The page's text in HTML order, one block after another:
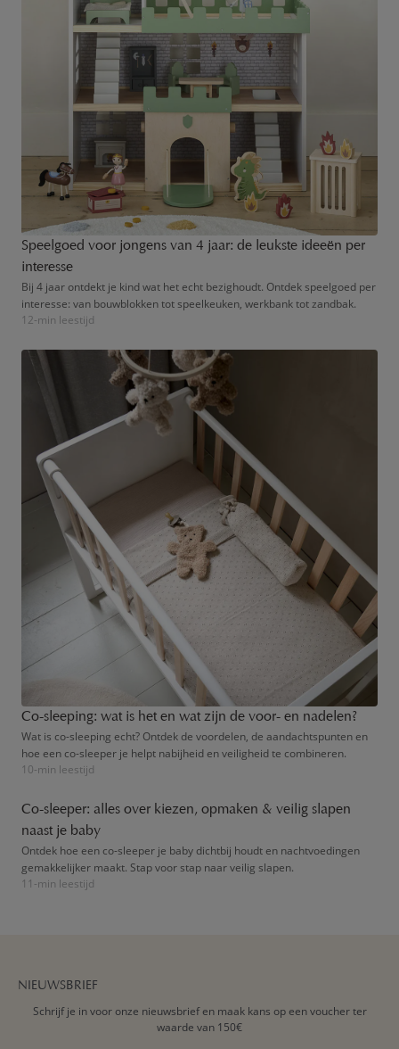
Speelgoed voor jongens van 4 jaar: de leukste ideeën per
interesse
Bij 4 jaar ontdekt je kind wat het echt bezighoudt. Ontdek speelgoed per
interesse: van bouwblokken tot speelkeuken, werkbank tot zandbak.
12-min leestijd
Co-sleeping: wat is het en wat zijn de voor- en nadelen?
Wat is co-sleeping echt? Ontdek de voordelen, de aandachtspunten en
hoe een co-sleeper je helpt nabijheid en veiligheid te combineren.
10-min leestijd
Co-sleeper: alles over kiezen, opmaken & veilig slapen
naast je baby
Ontdek hoe een co-sleeper je baby dichtbij houdt en nachtvoedingen
gemakkelijker maakt. Stap voor stap naar veilig slapen.
11-min leestijd
NIEUWSBRIEF
Schrijf je in voor onze nieuwsbrief en maak kans op een voucher ter
waarde van 150€